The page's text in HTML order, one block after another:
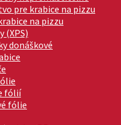
pre krabice na pizzu
na pizzu
(XPS)
donáškové
fólií
fólie